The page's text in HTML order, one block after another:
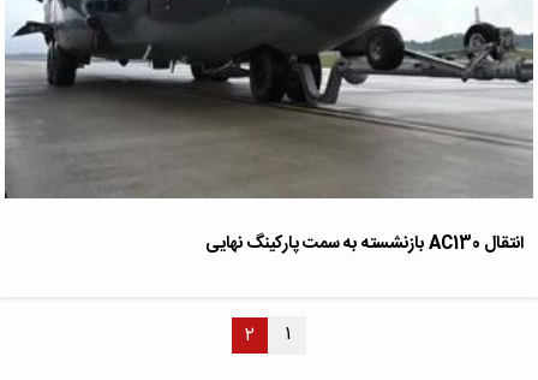
انتقال AC130 بازنشسته به سمت پارکینگ نهایی
۱ ۲